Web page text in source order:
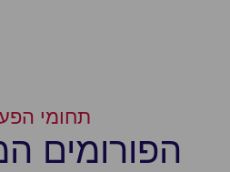
תחומי
הפורומים